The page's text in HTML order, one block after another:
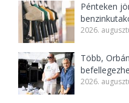
Pénteken
2026.
Több,
2026.